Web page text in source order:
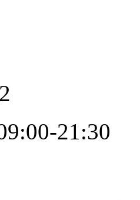
21:30